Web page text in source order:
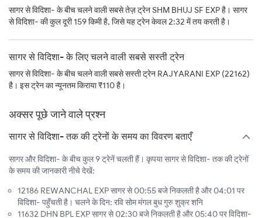
सागर से विदिशा- के बीच चलने वाली सबसे तेज़ ट्रेन SHM BHUJ SF EXP है। सागर
से विदिशा- की कुल दूरी 159 किमी है, जिसे यह ट्रेन केवल 2:32 में तय करती है।
सागर से विदिशा- के लिए चलने वाली सबसे सस्ती ट्रेन
सागर से विदिशा- के बीच चलने वाली सबसे सस्ती ट्रेन RAJYARANI EXP (22162)
है। इस ट्रेन का न्यूनतम किराया ₹110 है।
अक्सर पूछे जाने वाले प्रश्न
सागर से विदिशा- तक की ट्रेनों के समय का विवरण बताएँ
सागर और विदिशा- के बीच कुल 9 ट्रेनें चलती हैं। कृपया सागर से विदिशा- तक की ट्रेनों
के समय की जानकारी नीचे देखें:
12186 REWANCHAL EXP सागर से 00:55 बजे निकलती है और 04:01 पर
विदिशा- पहुँचती है। चलने के दिन: रवि सोम मंगल बुध गुरु शुक्र शनि
11632 DHN BPL EXP सागर से 02:30 बजे निकलती है और 05:40 पर विदिशा-